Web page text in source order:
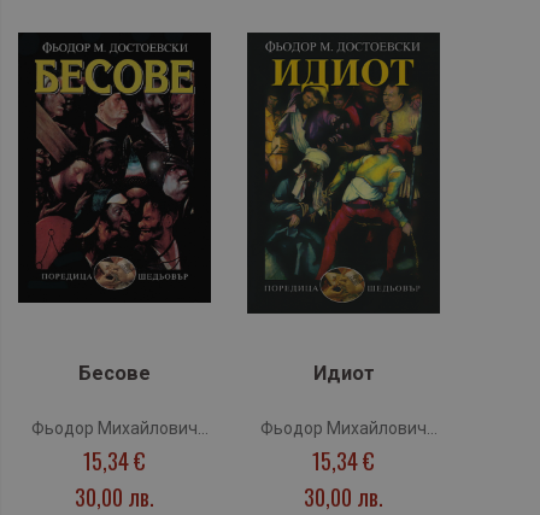
Бесове
Фьодор Михайлович
Достоевски
15,34 €
30,00 лв.
Идиот
Фьодор Михайлович
Достоевски
15,34 €
30,00 лв.